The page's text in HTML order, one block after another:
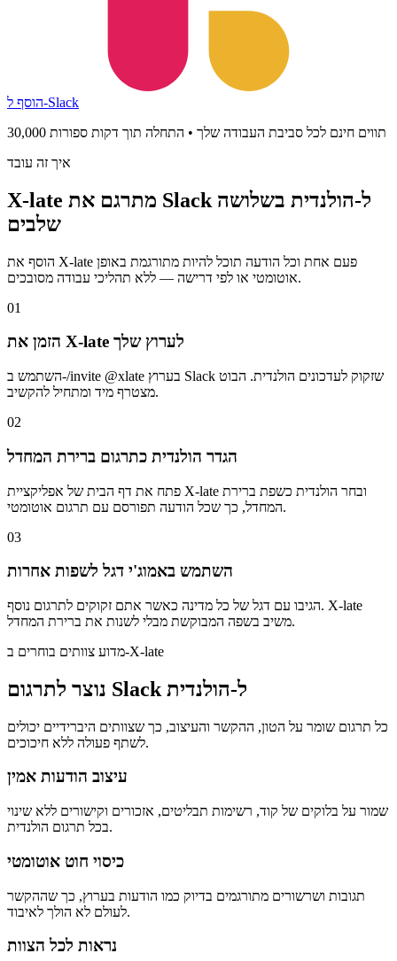
הוסף ל-Slack
30,000 תווים חינם לכל סביבת העבודה שלך • התחלה תוך דקות ספורות
איך זה עובד
X-late מתרגם את Slack ל-הולנדית בשלושה
שלבים
הוסף את X-late פעם אחת וכל הודעה תוכל להיות מתורגמת באופן
אוטומטי או לפי דרישה — ללא תהליכי עבודה מסובכים.
01
הזמן את X-late לערוץ שלך
השתמש ב-/invite @xlate בערוץ Slack שזקוק לעדכונים הולנדית. הבוט
מצטרף מיד ומתחיל להקשיב.
02
הגדר הולנדית כתרגום ברירת המחדל
פתח את דף הבית של אפליקציית X-late ובחר הולנדית כשפת ברירת
המחדל, כך שכל הודעה תפורסם עם תרגום אוטומטי.
03
השתמש באמוג'י דגל לשפות אחרות
הגיבו עם דגל של כל מדינה כאשר אתם זקוקים לתרגום נוסף. X-late
משיב בשפה המבוקשת מבלי לשנות את ברירת המחדל.
מדוע צוותים בוחרים ב-X-late
נוצר לתרגום Slack ל-הולנדית
כל תרגום שומר על הטון, ההקשר והעיצוב, כך שצוותים היברידיים יכולים
לשתף פעולה ללא חיכוכים.
עיצוב הודעות אמין
שמור על בלוקים של קוד, רשימות תבליטים, אזכורים וקישורים ללא שינוי
בכל תרגום הולנדית.
כיסוי חוט אוטומטי
תגובות ושרשורים מתורגמים בדיוק כמו הודעות בערוץ, כך שההקשר
לעולם לא הולך לאיבוד.
נראות לכל הצוות